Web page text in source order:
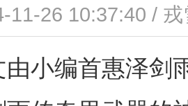
11-26 10:37:40 /
由小编首惠泽剑